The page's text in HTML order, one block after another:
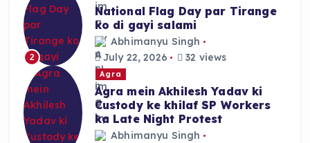
2
National Flag Day par Tirange
ko di gayi salami
Abhimanyu Singh
July 22, 2026
32 views
Agra
Agra mein Akhilesh Yadav ki
Custody ke khilaf SP Workers
ka Late Night Protest
Abhimanyu Singh